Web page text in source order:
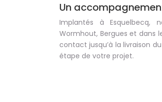
Un
Implantés à Esquelbecq,
Wormhout, Bergues et dans
contact jusqu’à la livraison
étape de votre projet.